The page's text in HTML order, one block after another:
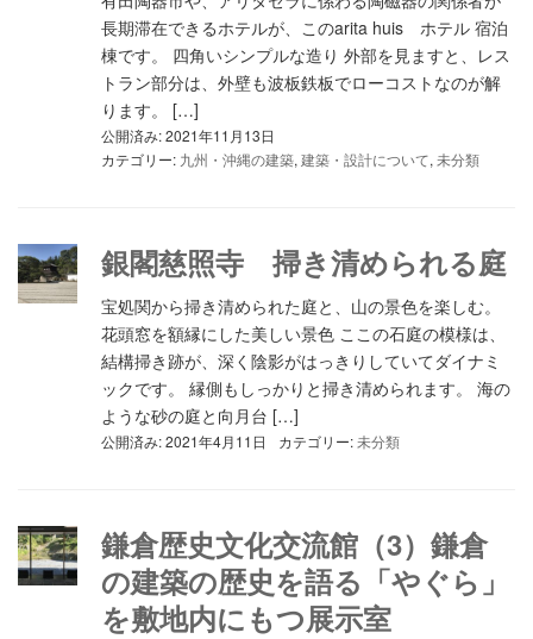
長期滞在できるホテルが、このarita huis ホテル 宿泊
棟です。 四角いシンプルな造り 外部を見ますと、レス
トラン部分は、外壁も波板鉄板でローコストなのが解
ります。 […]
公開済み: 2021年11月13日
カテゴリー: 九州・沖縄の建築, 建築・設計について, 未分類
銀閣慈照寺 掃き清められる庭
宝処関から掃き清められた庭と、山の景色を楽しむ。
花頭窓を額縁にした美しい景色 ここの石庭の模様は、
結構掃き跡が、深く陰影がはっきりしていてダイナミ
ックです。 縁側もしっかりと掃き清められます。 海の
ような砂の庭と向月台 […]
公開済み: 2021年4月11日 カテゴリー:未分類
鎌倉歴史文化交流館（3）鎌倉
の建築の歴史を語る「やぐら」
を敷地内にもつ展示室